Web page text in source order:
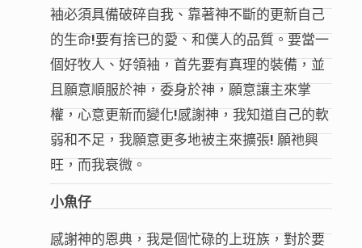
袖必須具備破碎自我、靠著神不斷的更新自己
的生命!要有捨已的愛、和僕人的品質。要當一
個好牧人、好領袖，首先要有真理的裝備，並
且願意順服於神，委身於神，願意讓主來掌
權，心意更新而變化!感謝神，我知道自己的軟
弱和不足，我願意更多地被主來擴張!願祂興
旺，而我衰微。
小魚仔
感謝神的恩典，我是個忙碌的上班族，對於要